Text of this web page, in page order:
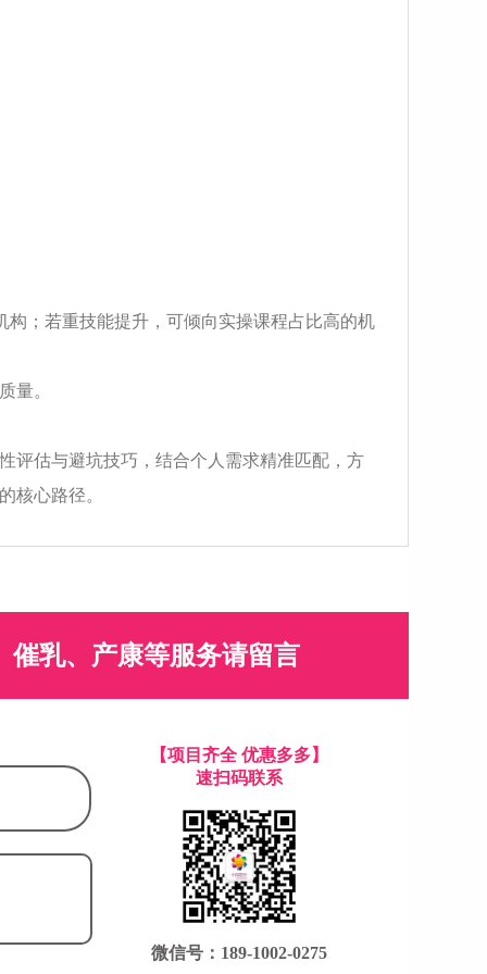
构；若重技能提升，可倾向实操课程占比高的机
量。
评估与避坑技巧，结合个人需求精准匹配，方
核心路径。
催乳、产康等服务请留言
【项目齐全 优惠多多】
速扫码联系
微信号：189-1002-0275